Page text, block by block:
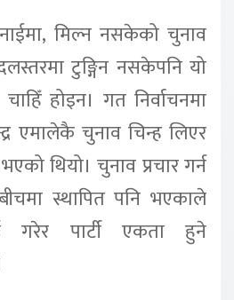
मिल्न नसकेको चुनाव
टुङ्गिन नसकेपनि यो
होइन। गत निर्वाचनमा
एमालेकै चुनाव चिन्ह लिएर
भएको थियो। चुनाव प्रचार गर्न
स्थापित पनि भएकाले
गरेर पार्टी एकता हुने